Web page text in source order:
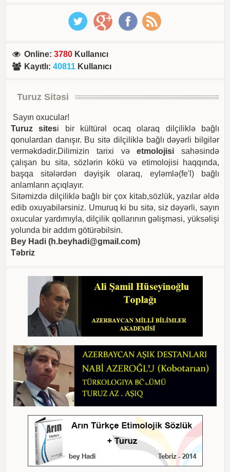
Online:3780 Kullanıcı
Kayıtlı:40811 Kullanıcı
Turuz Sitəsi
Sayın oxucular!
Turuz sitesi bir kültürəl ocaq olaraq dilçiliklə bağlı
qonulardan danışır. Bu sitə dilçiliklə bağlı dəyərli bilgilər
verməkdədir.Dilimizin tarixi vəetmolojisi sahəsində
çalışan bu sitə, sözlərin kökü və etimolojisi haqqında,
başqa sitələrdən dəyişik olaraq, eyləmlə(fe'l) bağlı
anlamların açıqlayır.
Sitəmizdə dilçiliklə bağlı bir çox kitab,sözlük, yazılar əldə
edib oxuyabilərsiniz. Umuruq ki bu sitə, siz dəyərli, sayın
oxucular yardımıyla, dilçilik qollarının gəlişməsi, yüksəlişi
yolunda bir addım götürəbilsin.
Bey Hadi (h.beyhadi@gmail.com)
Təbriz